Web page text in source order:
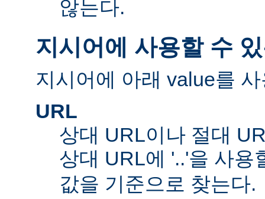
않는다.
지시어에 사용할 수
지시어에 아래 value를
URL
상대 URL이나 절대
상대 URL에 '..'을 사용
값을 기준으로 찾는다.